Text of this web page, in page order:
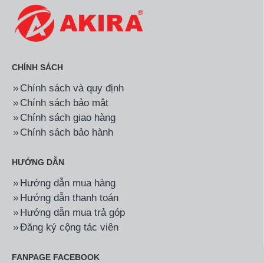
CHÍNH SÁCH
Chính sách và quy định
Chính sách bảo mật
Chính sách giao hàng
Chính sách bảo hành
HƯỚNG DẪN
Hướng dẫn mua hàng
Hướng dẫn thanh toán
Hướng dẫn mua trả góp
Đăng ký cộng tác viên
FANPAGE FACEBOOK